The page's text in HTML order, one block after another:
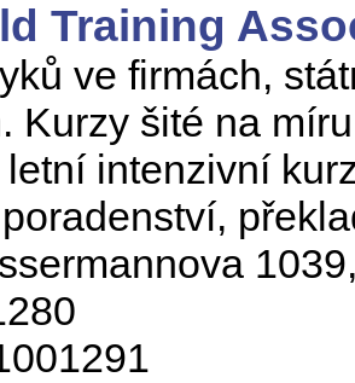
Training
ve firmách,
Kurzy šité na
intenzivní